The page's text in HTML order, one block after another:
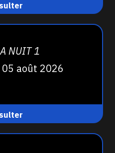
NUIT 1
août 2026